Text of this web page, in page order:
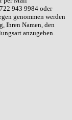
943 9984 oder
genommen werden
Ihren Namen, den
anzugeben.